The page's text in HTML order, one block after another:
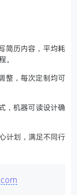
简历内容，平均耗
。
整，每次定制均可
，机器可读设计确
计划，满足不同行